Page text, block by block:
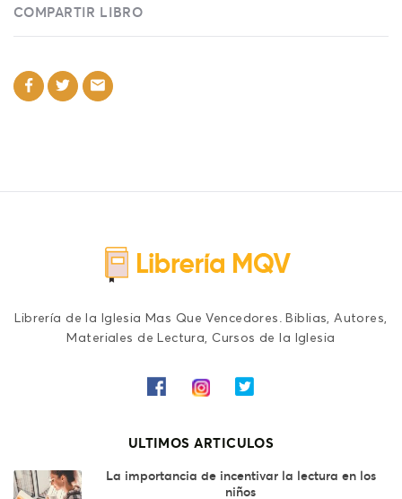
COMPARTIR LIBRO
Librería de la Iglesia Mas Que Vencedores. Biblias, Autores,
Materiales de Lectura, Cursos de la Iglesia
ULTIMOS ARTICULOS
La importancia de incentivar la lectura en los
niños